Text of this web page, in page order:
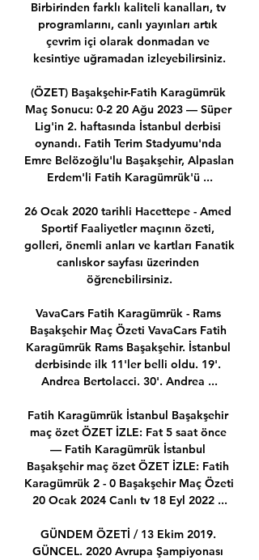
Birbirinden farklı kaliteli kanalları, tv
programlarını, canlı yayınları artık
çevrim içi olarak donmadan ve
kesintiye uğramadan izleyebilirsiniz.
(ÖZET) Başakşehir-Fatih Karagümrük
Maç Sonucu: 0-2 20 Ağu 2023 — Süper
Lig'in 2. haftasında İstanbul derbisi
oynandı. Fatih Terim Stadyumu'nda
Emre Belözoğlu'lu Başakşehir, Alpaslan
Erdem'li Fatih Karagümrük'ü ...
26 Ocak 2020 tarihli Hacettepe - Amed
Sportif Faaliyetler maçının özeti,
golleri, önemli anları ve kartları Fanatik
canlıskor sayfası üzerinden
öğrenebilirsiniz.
VavaCars Fatih Karagümrük - Rams
Başakşehir Maç Özeti VavaCars Fatih
Karagümrük Rams Başakşehir. İstanbul
derbisinde ilk 11'ler belli oldu. 19'.
Andrea Bertolacci. 30'. Andrea ...
Fatih Karagümrük İstanbul Başakşehir
maç özet ÖZET İZLE: Fat 5 saat önce
— Fatih Karagümrük İstanbul
Başakşehir maç özet ÖZET İZLE: Fatih
Karagümrük 2 - 0 Başakşehir Maç Özeti
20 Ocak 2024 Canlı tv 18 Eyl 2022 ...
GÜNDEM ÖZETİ / 13 Ekim 2019.
GÜNCEL. 2020 Avrupa Şampiyonası